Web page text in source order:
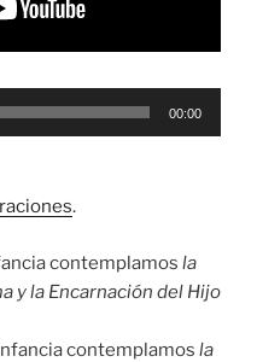
00:00
.
contemplamos la
y la Encarnación del Hijo
contemplamos la